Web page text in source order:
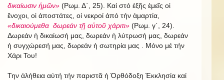
δικαίωσιν ἡμῶν» (Ρωμ. Δ΄, 25). Καί στό ἐξῆς ἐμεῖς οἱ
ἔνοχοι, οἱ ἀποστάτες, οἱ νεκροί ἀπό τήν ἁμαρτία,
«δικαιούμεθα δωρεάν τῇ αὐτοῦ χάριτι» (Ρωμ. γ΄, 24).
Δωρεάν ἡ δικαίωσή μας, δωρεάν ἡ λύτρωσή μας, δωρεάν
ἡ συγχώρεσή μας, δωρεάν ἡ σωτηρία μας . Μόνο μέ τήν
Χάρι Του!
Την ἀλήθεια αὐτή τήν παριστᾶ ἡ Ὀρθόδοξη Ἐκκλησία καί